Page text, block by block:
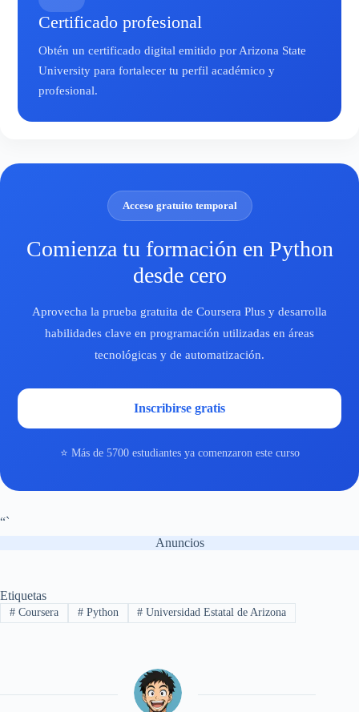
Certificado profesional
Obtén un certificado digital emitido por Arizona State
University para fortalecer tu perfil académico y
profesional.
Acceso gratuito temporal
Comienza tu formación en Python
desde cero
Aprovecha la prueba gratuita de Coursera Plus y desarrolla
habilidades clave en programación utilizadas en áreas
tecnológicas y de automatización.
Inscribirse gratis
⭐ Más de 5700 estudiantes ya comenzaron este curso
“`
Anuncios
Etiquetas
#Coursera #Python # Universidad Estatal de Arizona